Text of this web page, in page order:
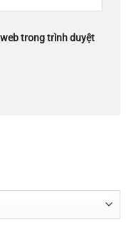
trong trình duyệt